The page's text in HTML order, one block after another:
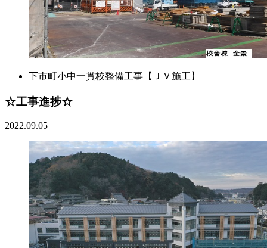
下市町小中一貫校整備工事【ＪＶ施工】
☆工事進捗☆
2022.09.05